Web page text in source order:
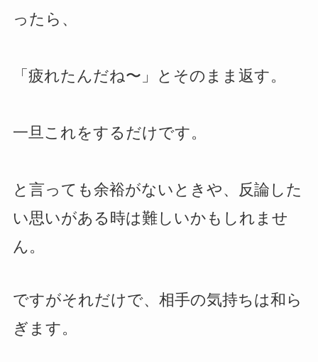
ったら、
「疲れたんだね〜」とそのまま返す。
一旦これをするだけです。
と言っても余裕がないときや、反論した
い思いがある時は難しいかもしれませ
ん。
ですがそれだけで、相手の気持ちは和ら
ぎます。